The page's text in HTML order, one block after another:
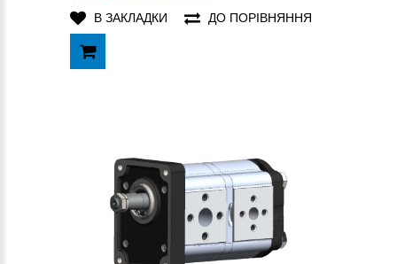
В ЗАКЛАДКИ
ДО ПОРІВНЯННЯ